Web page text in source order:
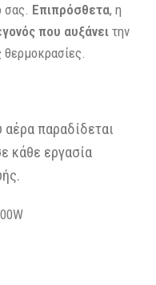
Επιπρόσθετα, η
που αυξάνει την
αέρα παραδίδεται
κάθε εργασία